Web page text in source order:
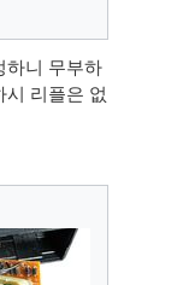
하니 무부하
시 리플은 없